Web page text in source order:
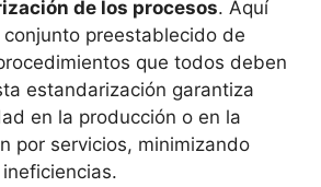
de los procesos. Aquí
conjunto preestablecido de
que todos deben
estandarización garantiza
en la producción o en la
por servicios, minimizando